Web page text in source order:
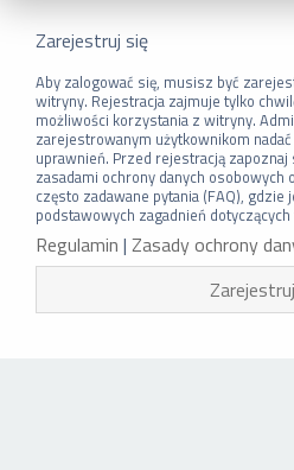
Zarejestruj się
Aby zalogować się, musisz być
witryny. Rejestracja zajmuje tylko
możliwości korzystania z witryny.
zarejestrowanym użytkownikom
uprawnień. Przed rejestracją
zasadami ochrony danych osobowych
często zadawane pytania (FAQ),
podstawowych zagadnień
Regulamin | Zasady ochrony